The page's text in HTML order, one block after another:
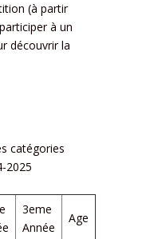
(à partir
à un
découvrir la
catégories
2025
3eme
Année
Age